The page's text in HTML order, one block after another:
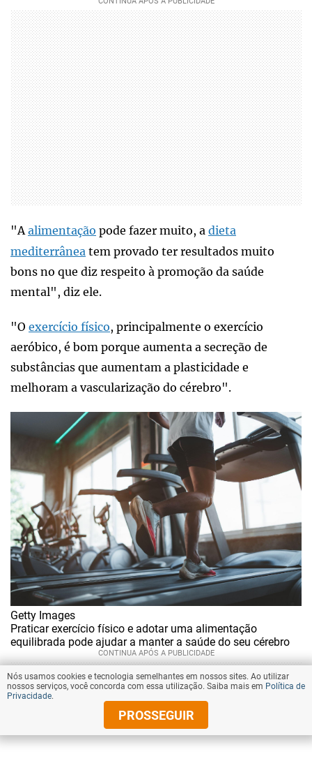
"A alimentação pode fazer muito, a dieta
mediterrânea tem provado ter resultados muito
bons no que diz respeito à promoção da saúde
mental", diz ele.
"O exercício físico, principalmente o exercício
aeróbico, é bom porque aumenta a secreção de
substâncias que aumentam a plasticidade e
melhoram a vascularização do cérebro".
Getty Images
Praticar exercício físico e adotar uma alimentação
equilibrada pode ajudar a manter a saúde do seu cérebro
Nós usamos cookies e tecnologia semelhantes em nossos sites. Ao utilizar
nossos serviços, você concorda com essa utilização. Saiba mais em Política de
Privacidade.
PROSSEGUIR